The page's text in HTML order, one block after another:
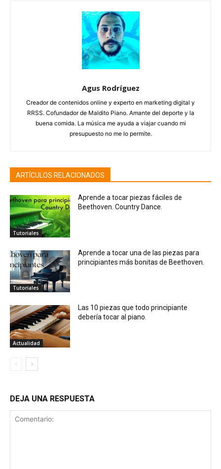
Agus Rodríguez
Creador de contenidos online y experto en marketing digital y
RRSS. Cofundador de Maldito Piano. Amante del deporte y la
buena comida. La música me ayuda a viajar cuando mi
presupuesto no me lo permite.
ARTÍCULOS RELACIONADOS
Tutoriales
Aprende a tocar piezas fáciles de
Beethoven. Country Dance.
Tutoriales
Aprende a tocar una de las piezas para
principiantes más bonitas de Beethoven.
Actualidad
Las 10 piezas que todo principiante
debería tocar al piano.
DEJA UNA RESPUESTA